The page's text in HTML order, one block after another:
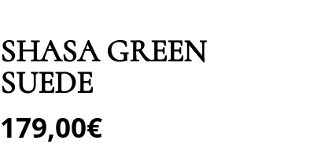
SHASA GREEN
SUEDE
Precio
habitual
179,00€